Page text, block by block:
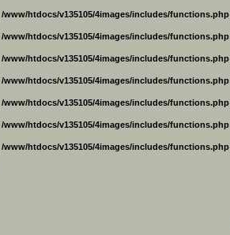
/www/htdocs/v135105/4images/includes/functions.php
/www/htdocs/v135105/4images/includes/functions.php
/www/htdocs/v135105/4images/includes/functions.php
/www/htdocs/v135105/4images/includes/functions.php
/www/htdocs/v135105/4images/includes/functions.php
/www/htdocs/v135105/4images/includes/functions.php
/www/htdocs/v135105/4images/includes/functions.php